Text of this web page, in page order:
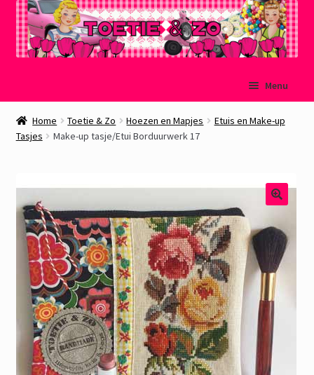
naar
navigatie
de
inhoud
Menu
Welkom
Afrekenen
Over Toetie & Zo
Gastenboek
Home Toetie & Zo Hoezen en Mapjes
Etuis en Make-up
Tasjes
Make-up tasje/Etui Borduurwerk 17